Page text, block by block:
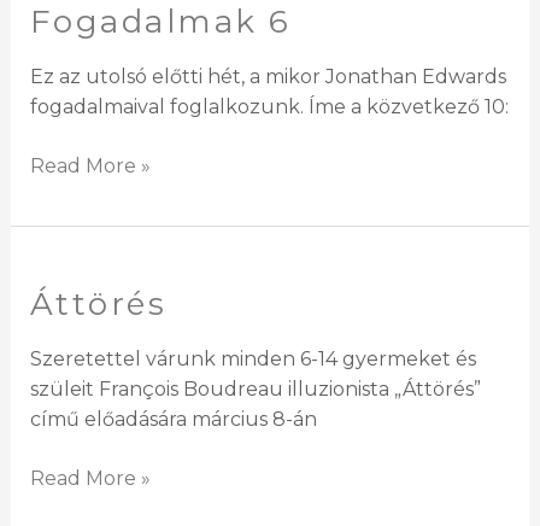
Fogadalmak 6
Ez az utolsó előtti hét, a mikor Jonathan Edwards
fogadalmaival foglalkozunk. Íme a közvetkező 10:
Fogadalmak
Read More »
Áttörés
Szeretettel várunk minden 6-14 gyermeket és
szüleit François Boudreau illuzionista „Áttörés”
című előadására március 8-án
Áttörés
Read More »